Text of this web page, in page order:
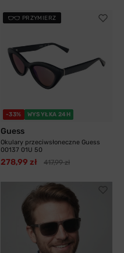
PRZYMIERZ
-33% WYSYŁKA 24H
Guess
Okulary przeciwsłoneczne Guess
00137 01U 50
278,99 zł 417,99 zł